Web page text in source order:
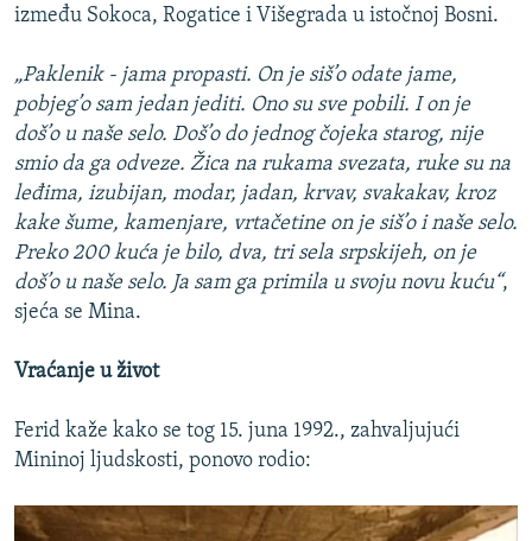
između Sokoca, Rogatice i Višegrada u istočnoj Bosni.
„Paklenik - jama propasti. On je siš’o odate jame,
pobjeg’o sam jedan jediti. Ono su sve pobili. I on je
doš’o u naše selo. Doš’o do jednog čojeka starog, nije
smio da ga odveze. Žica na rukama svezata, ruke su na
leđima, izubijan, modar, jadan, krvav, svakakav, kroz
kake šume, kamenjare, vrtačetine on je siš’o i naše selo.
Preko 200 kuća je bilo, dva, tri sela srpskijeh, on je
doš’o u naše selo. Ja sam ga primila u svoju novu kuću“,
sjeća se Mina.
Vraćanje u život
Ferid kaže kako se tog 15. juna 1992., zahvaljujući
Mininoj ljudskosti, ponovo rodio: